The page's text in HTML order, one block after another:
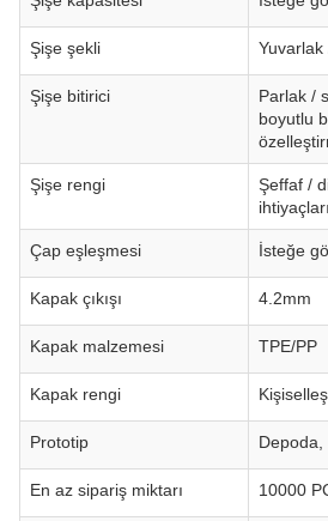
Şişe şekli Yuvarlak
Şişe bitirici
Parlak /
boyutlu
Şişe rengi
Şeffaf /
Çap eşleşmesi İsteğe
Kapak çıkışı 4.2mm
Kapak malzemesi TPE/PP
Kapak rengi
Prototip Depoda,
En az sipariş miktarı 10000